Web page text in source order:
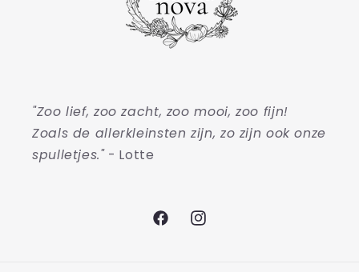
"Zoo lief, zoo zacht, zoo mooi, zoo fijn!
Zoals de allerkleinsten zijn, zo zijn ook onze
spulletjes."- Lotte
FacebookInstagram